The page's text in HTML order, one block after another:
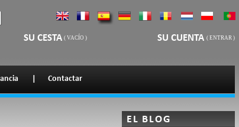
SU CESTA ( VACÍO ) SU CUENTA ( ENTRAR )
Contactar
EL BLOG